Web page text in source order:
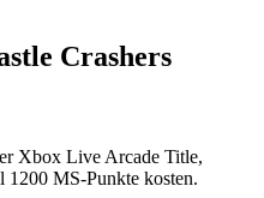
Crashers
Xbox Live Arcade Title,
1200 MS-Punkte kosten.